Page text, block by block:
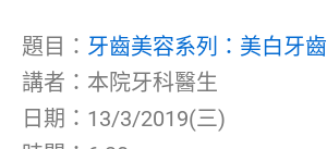
題目： 牙齒美容系列：美白牙齒
講者：本院牙科醫生
日期：13/3/2019(三)